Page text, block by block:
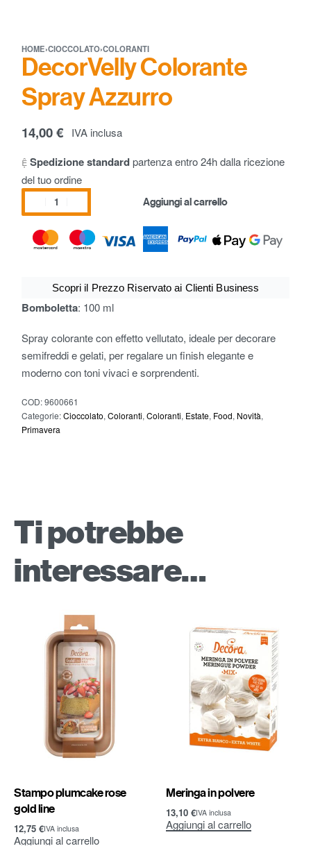
HOME›CIOCCOLATO›COLORANTI
DecorVelly Colorante
Spray Azzurro
14,00€ IVA inclusa
Spedizione standardpartenza entro 24h dalla ricezione
del tuo ordine
Aggiungi al carrello
Scopri il Prezzo Riservato ai Clienti Business
Bomboletta: 100 ml
Spray colorante con effetto vellutato, ideale per decorare
semifreddi e gelati, per regalare un finish elegante e
moderno con toni vivaci e sorprendenti.
COD:9600661
Categorie:Cioccolato,Coloranti,Coloranti, Estate, Food, Novità,
Primavera
Ti potrebbe
interessare…
Stampo plumcake rose
gold line
12,75 €IVA inclusa
Aggiungi al carrello
Meringa in polvere
13,10 €IVA inclusa
Aggiungi al carrello